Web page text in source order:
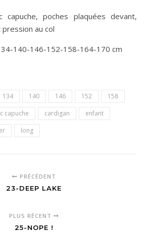
au col
140-146-152-158-164-170 cm
134 140 146 152
158
capuche cardigan
enfant
long
PRÉCÉDENT
23-DEEP LAKE
PLUS RÉCENT
25-NOPE !